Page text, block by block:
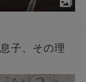
子、その理